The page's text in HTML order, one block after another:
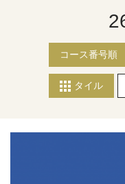
コース番号順
タイル